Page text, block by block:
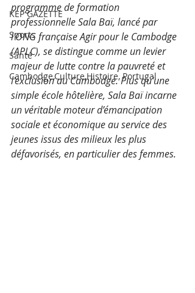
KEP GAZETTE
Sports
Santé
Cambodge,Culture,Histoire, Portugal
programme de formation
professionnelle Sala Baï, lancé par
l'ONG française Agir pour le Cambodge
(APLC), se distingue comme un levier
majeur de lutte contre la pauvreté et
l'exclusion au Cambodge. Plus qu'une
simple école hôtelière, Sala Baï incarne
un véritable moteur d’émancipation
sociale et économique au service des
jeunes issus des milieux les plus
défavorisés, en particulier des femmes.